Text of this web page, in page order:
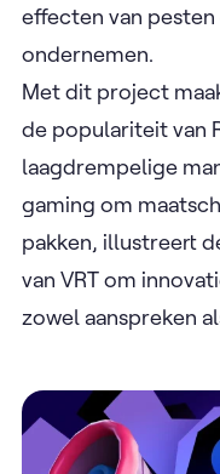
effecten van
ondernemen.
Met dit project
de populariteit van
laagdrempelige
gaming om
pakken, illustreert
van VRT om
zowel aanspreken